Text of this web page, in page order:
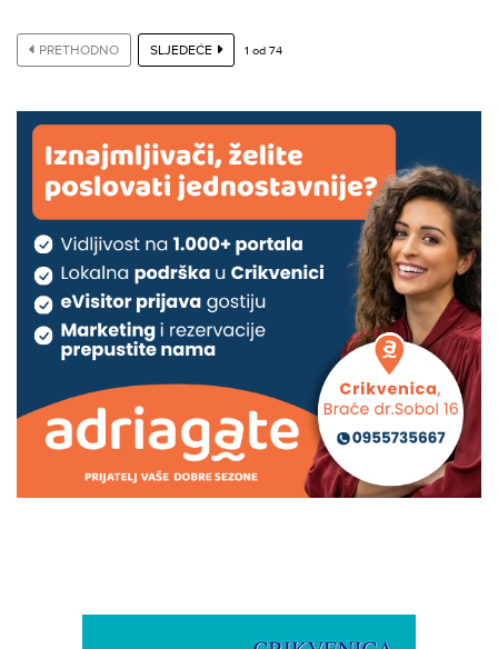
PRETHODNO SLJEDEĆE 1 od 74